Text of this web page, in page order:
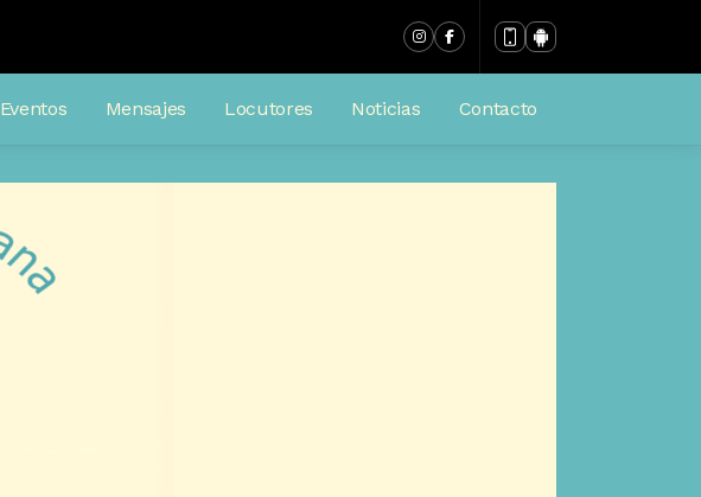
Eventos Mensajes Locutores Noticias Contacto